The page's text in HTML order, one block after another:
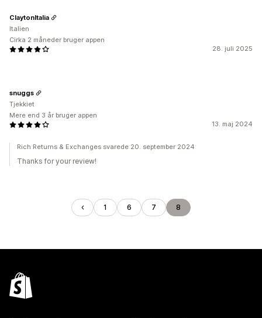
28. juli 2025
ClaytonItalia
Italien
Cirka 2 måneder bruger appen
13. maj 2024
snuggs
Tjekkiet
Mere end 3 år bruger appen
Rich Returns & Exchanges svarede 20. september 2024
Thanks for your review!
1 6 7 8